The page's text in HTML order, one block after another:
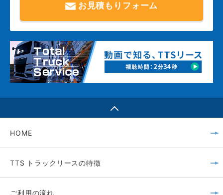
お見積もりフォーム
HOME
TTS トラックリースの特徴
ご利用の流れ